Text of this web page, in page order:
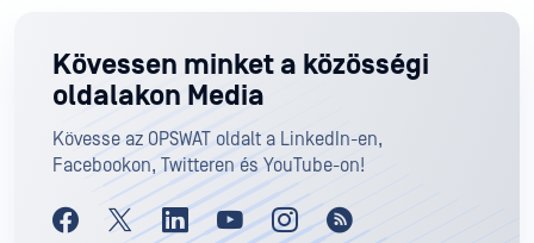
Kövessen minket a közösségi
oldalakon Media
Kövesse az OPSWAT oldalt a LinkedIn-en,
Facebookon, Twitteren és YouTube-on!